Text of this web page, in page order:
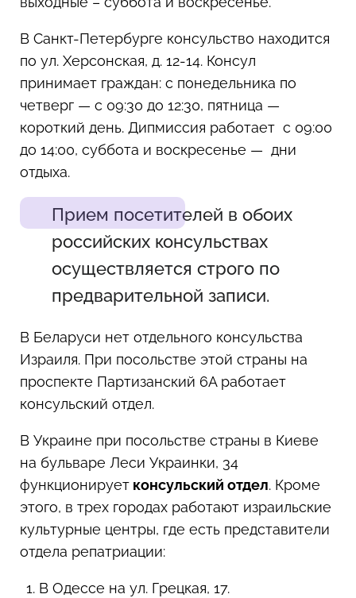
В Санкт-Петербурге консульство находится
по ул. Херсонская, д. 12-14. Консул
принимает граждан: с понедельника по
четверг — с 09:30 до 12:30, пятница —
короткий день. Дипмиссия работает с 09:00
до 14:00, суббота и воскресенье — дни
отдыха.
Прием посетителей в обоих
российских консульствах
осуществляется строго по
предварительной записи.
В Беларуси нет отдельного консульства
Израиля. При посольстве этой страны на
проспекте Партизанский 6А работает
консульский отдел.
В Украине при посольстве страны в Киеве
на бульваре Леси Украинки, 34
функционирует консульский отдел. Кроме
этого, в трех городах работают израильские
культурные центры, где есть представители
отдела репатриации:
В Одессе на ул. Грецкая, 17.